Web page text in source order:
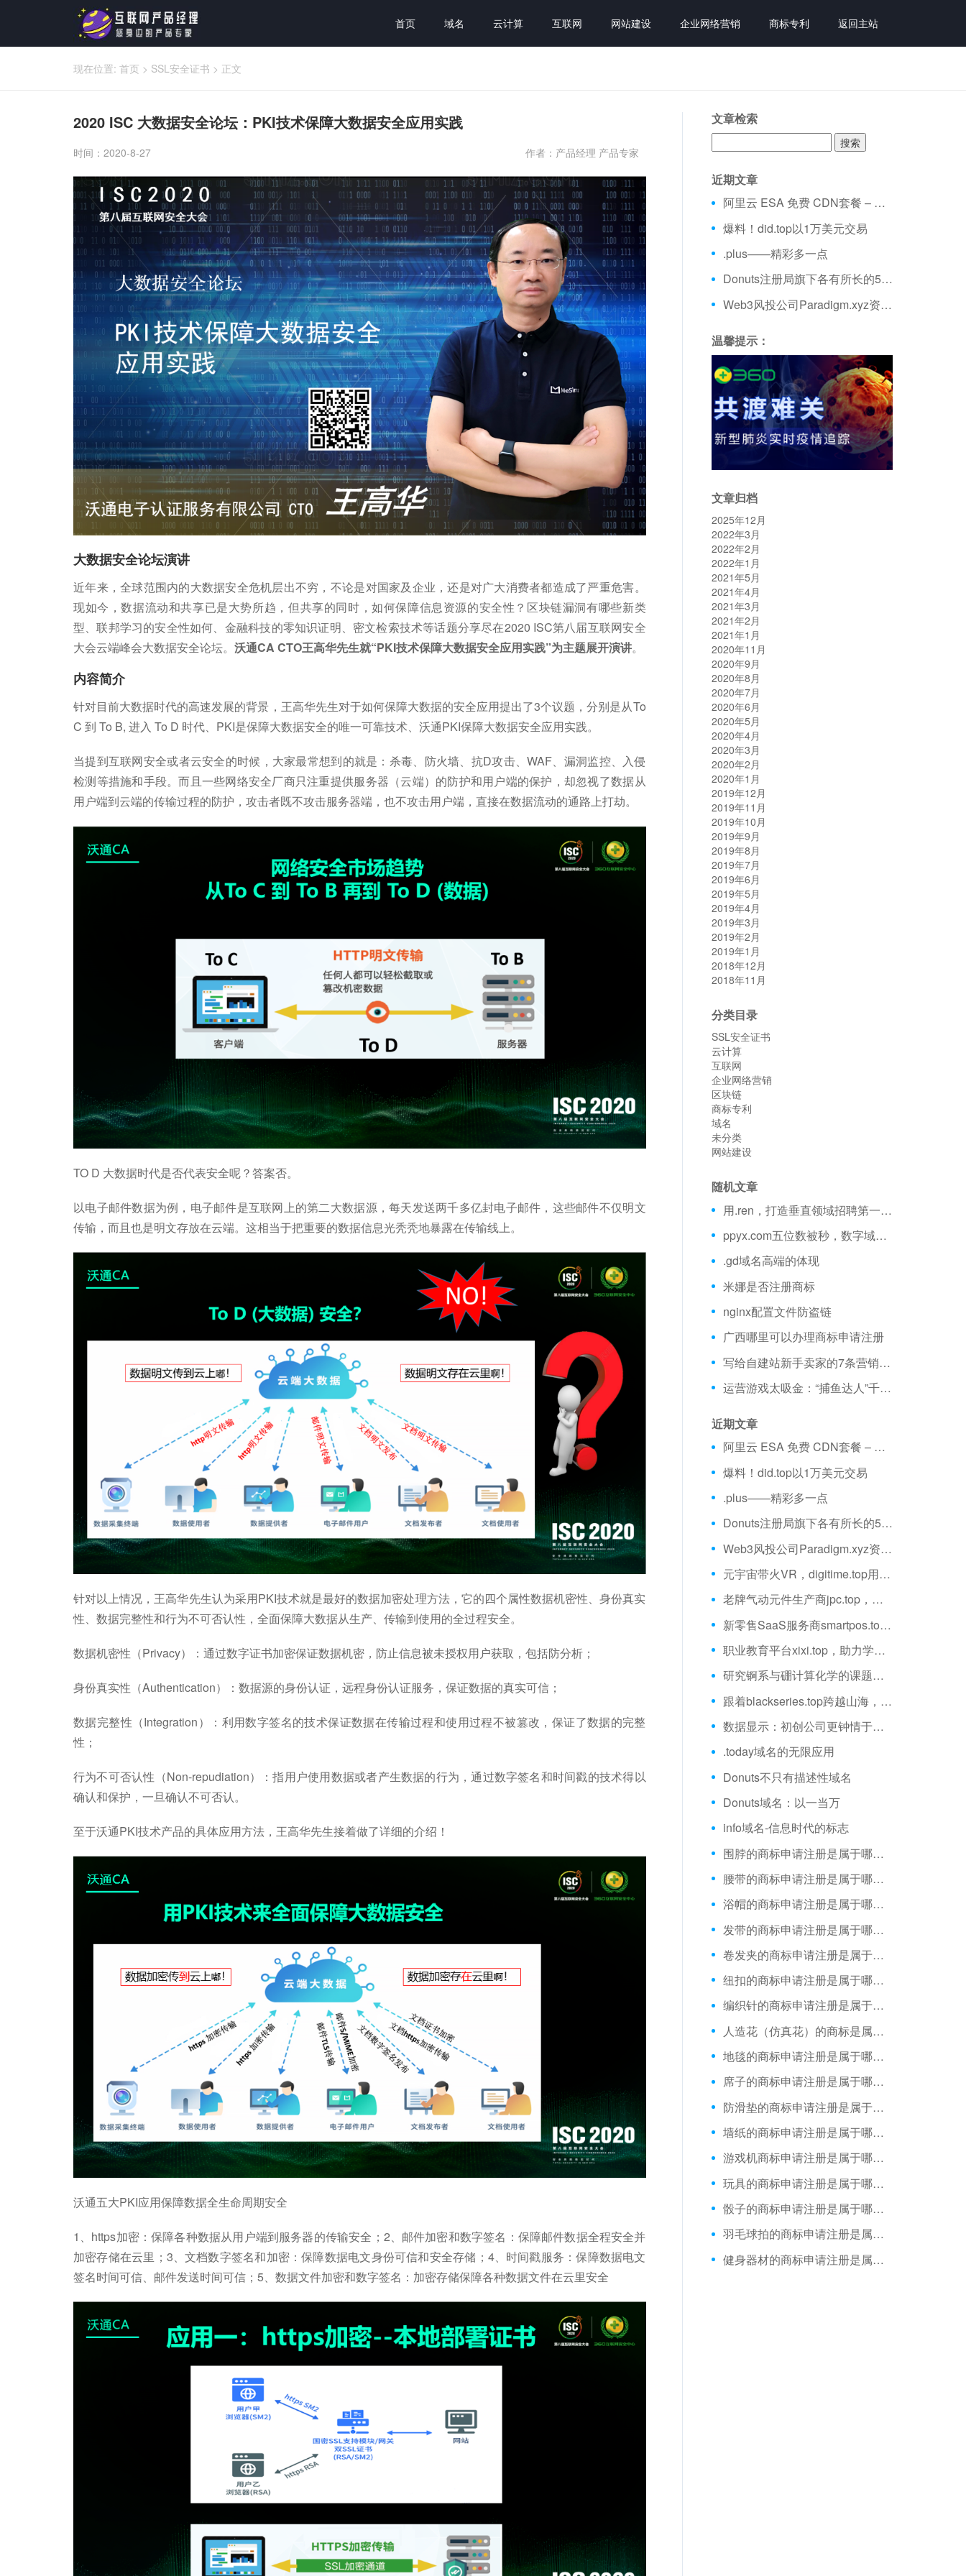
首页 域名 云计算 互联网 网站建设 企业网络营销 商标专利 返回主站
现在位置: 首页 > SSL安全证书 > 正文
2020 ISC 大数据安全论坛：PKI技术保障大数据安全应用实践
时间：2020-8-27 作者：产品经理 产品专家
大数据安全论坛演讲
近年来，全球范围内的大数据安全危机层出不穷，不论是对国家及企业，还是对广大消费者都造成了严重危害。
现如今，数据流动和共享已是大势所趋，但共享的同时，如何保障信息资源的安全性？区块链漏洞有哪些新类
型、联邦学习的安全性如何、金融科技的零知识证明、密文检索技术等话题分享尽在2020 ISC第八届互联网安全
大会云端峰会大数据安全论坛。 沃通CA CTO王高华先生就“PKI技术保障大数据安全应用实践”为主题展开演讲。
内容简介
针对目前大数据时代的高速发展的背景，王高华先生对于如何保障大数据的安全应用提出了3个议题，分别是从To
C 到 To B, 进入 To D 时代、PKI是保障大数据安全的唯一可靠技术、沃通PKI保障大数据安全应用实践。
当提到互联网安全或者云安全的时候，大家最常想到的就是：杀毒、防火墙、抗D攻击、WAF、漏洞监控、入侵
检测等措施和手段。而且一些网络安全厂商只注重提供服务器（云端）的防护和用户端的保护，却忽视了数据从
用户端到云端的传输过程的防护，攻击者既不攻击服务器端，也不攻击用户端，直接在数据流动的通路上打劫。
TO D 大数据时代是否代表安全呢？答案否。
以电子邮件数据为例，电子邮件是互联网上的第二大数据源，每天发送两千多亿封电子邮件，这些邮件不仅明文
传输，而且也是明文存放在云端。这相当于把重要的数据信息光秃秃地暴露在传输线上。
针对以上情况，王高华先生认为采用PKI技术就是最好的数据加密处理方法，它的四个属性数据机密性、身份真实
性、数据完整性和行为不可否认性，全面保障大数据从生产、传输到使用的全过程安全。
数据机密性（Privacy）：通过数字证书加密保证数据机密，防止信息被未授权用户获取，包括防分析；
身份真实性（Authentication）：数据源的身份认证，远程身份认证服务，保证数据的真实可信；
数据完整性（Integration）：利用数字签名的技术保证数据在传输过程和使用过程不被篡改，保证了数据的完整
性；
行为不可否认性（Non-repudiation）：指用户使用数据或者产生数据的行为，通过数字签名和时间戳的技术得以
确认和保护，一旦确认不可否认。
至于沃通PKI技术产品的具体应用方法，王高华先生接着做了详细的介绍！
沃通五大PKI应用保障数据全生命周期安全
1、https加密：保障各种数据从用户端到服务器的传输安全；2、邮件加密和数字签名：保障邮件数据全程安全并
加密存储在云里；3、文档数字签名和加密：保障数据电文身份可信和安全存储；4、时间戳服务：保障数据电文
签名时间可信、邮件发送时间可信；5、数据文件加密和数字签名：加密存储保障各种数据文件在云里安全
文章检索
索：
近期文章
阿里云 ESA 免费 CDN套餐 – 不限流量、全球加速 免费购买分享
爆料！did.top以1万美元交易
.plus——精彩多一点
Donuts注册局旗下各有所长的5大域名
Web3风投公司Paradigm.xyz资金量超25亿美元
温馨提示：
文章归档
2025年12月
2022年3月
2022年2月
2022年1月
2021年5月
2021年4月
2021年3月
2021年2月
2021年1月
2020年11月
2020年9月
2020年8月
2020年7月
2020年6月
2020年5月
2020年4月
2020年3月
2020年2月
2020年1月
2019年12月
2019年11月
2019年10月
2019年9月
2019年8月
2019年7月
2019年6月
2019年5月
2019年4月
2019年3月
2019年2月
2019年1月
2018年12月
2018年11月
分类目录
SSL安全证书
云计算
互联网
企业网络营销
区块链
商标专利
域名
未分类
网站建设
随机文章
用.ren，打造垂直领域招聘第一品牌！
ppyx.com五位数被秒，数字域名持续发力！
.gd域名高端的体现
米娜是否注册商标
nginx配置文件防盗链
广西哪里可以办理商标申请注册
写给自建站新手卖家的7条营销建议
运营游戏太吸金：“捕鱼达人”千千万，说到商标一团乱！
近期文章
阿里云 ESA 免费 CDN套餐 – 不限流量、全球加速 免费购买分享
爆料！did.top以1万美元交易
.plus——精彩多一点
Donuts注册局旗下各有所长的5大域名
Web3风投公司Paradigm.xyz资金量超25亿美元
元宇宙带火VR，digitime.top用VR推动教育创新
老牌气动元件生产商jpc.top，将“中国造”带向世界
新零售SaaS服务商smartpos.top，为中小商户数字化赋能
职业教育平台xixi.top，助力学员能力提升
研究锕系与硼计算化学的课题组cabc.top
跟着blackseries.top跨越山海，享受旅途时光
数据显示：初创公司更钟情于描述性域名
.today域名的无限应用
Donuts不只有描述性域名
Donuts域名：以一当万
info域名-信息时代的标志
围脖的商标申请注册是属于哪一类？
腰带的商标申请注册是属于哪一类？
浴帽的商标申请注册是属于哪一类？
发带的商标申请注册是属于哪一类
卷发夹​的商标申请注册是属于哪一类？
纽扣的商标申请注册是属于哪一类？
编织针​的商标申请注册是属于哪一类？
人造花（仿真花）的商标是属于哪一类？
地毯的商标申请注册是属于哪一类？
席子的商标申请注册是属于哪一类？
防滑垫的商标申请注册是属于哪一类？
墙纸的商标申请注册是属于哪一类？
游戏机商标申请注册是属于哪一类？
玩具的商标申请注册是属于哪一类？
骰子的商标申请注册是属于哪一类？
羽毛球拍的商标申请注册是属于哪一类？
健身器材的商标申请注册是属于哪一类？